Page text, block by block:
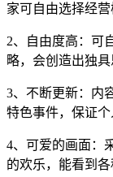
家可自由选择经
2、自由度高：可
略，会创造出独具
3、不断更新：内
特色事件，保证个
4、可爱的画面：
的欢乐，能看到各